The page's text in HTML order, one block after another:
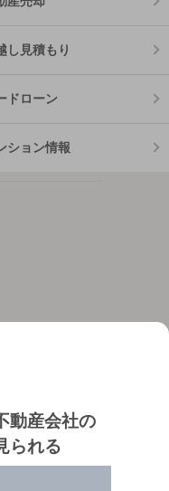
動産会社の
られる
し見積もり
ドローン
ション情報
利用規約